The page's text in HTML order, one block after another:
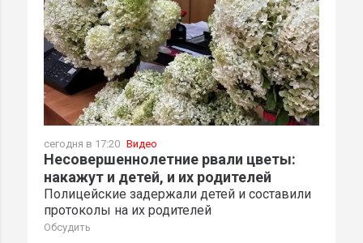
сегодня в 17:20 Видео
Несовершеннолетние рвали цветы:
накажут и детей, и их родителей
Полицейские задержали детей и составили
протоколы на их родителей
Обсудить